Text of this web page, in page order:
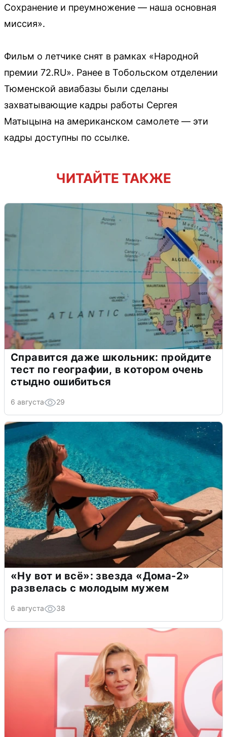
Сохранение и преумножение — наша основная
миссия».
Фильм о летчике снят в рамках «Народной
премии 72.RU». Ранее в Тобольском отделении
Тюменской авиабазы были сделаны
захватывающие кадры работы Сергея
Матыцына на американском самолете — эти
кадры доступны по ссылке.
ЧИТАЙТЕ ТАКЖЕ
Справится даже школьник: пройдите
тест по географии, в котором очень
стыдно ошибиться
6 августа 29
«Ну вот и всё»: звезда «Дома-2»
развелась с молодым мужем
6 августа 38